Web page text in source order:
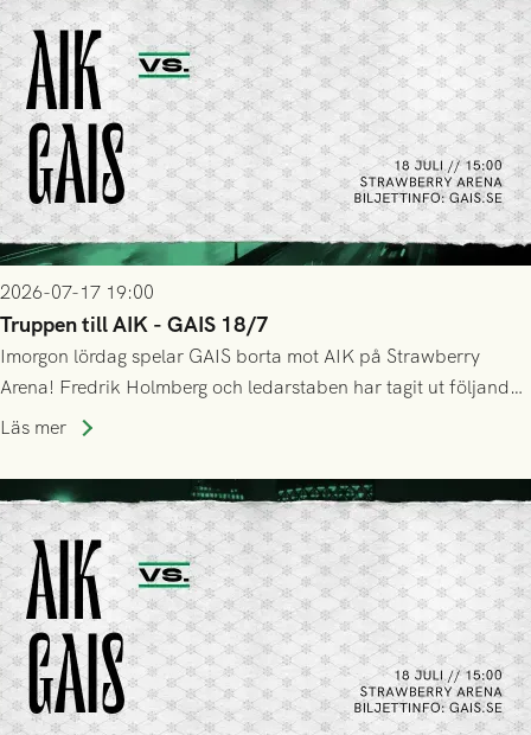
2026-07-17 19:00
Truppen till AIK - GAIS 18/7
Imorgon lördag spelar GAIS borta mot AIK på Strawberry
Arena! Fredrik Holmberg och ledarstaben har tagit ut följande
trupp till matchen:
Läs mer